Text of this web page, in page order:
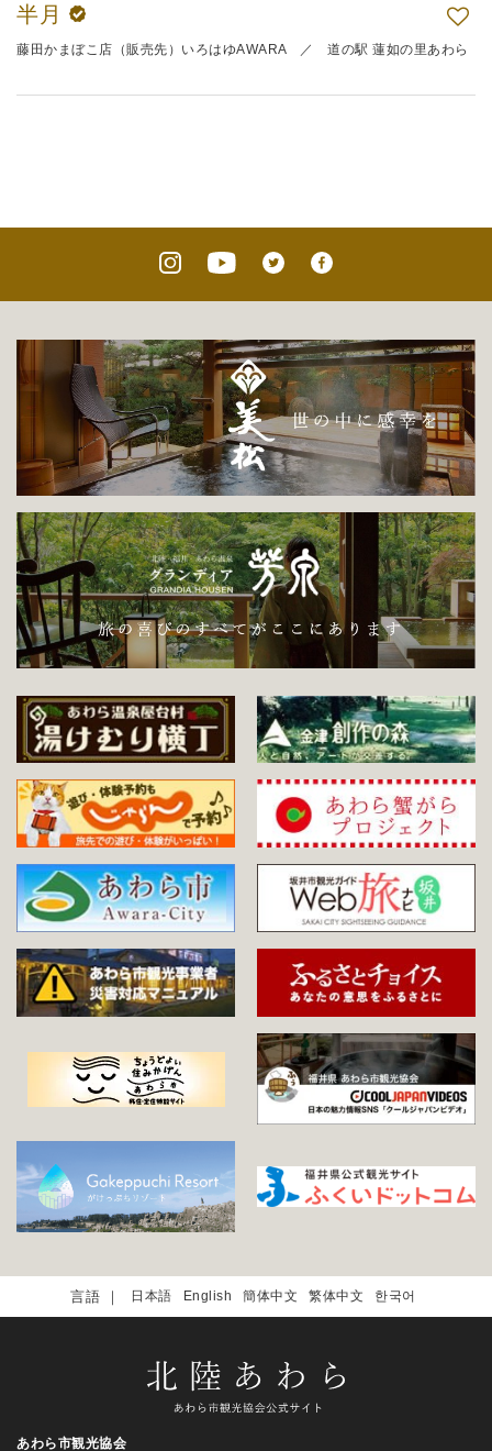
半月
藤田かまぼこ店（販売先）いろはゆAWARA ／ 道の駅 蓮如の里あわら
日本語 English 簡体中文 繁体中文 한국어
あわら市観光協会